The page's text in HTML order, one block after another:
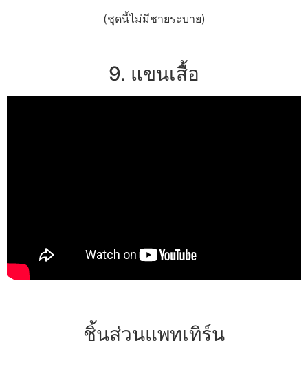
(ชุดนี้ไม่มีชายระบาย)
9. แขนเสื้อ
ชิ้นส่วนแพทเทิร์น